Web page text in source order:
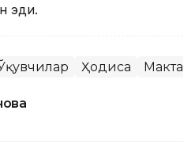
эди.
Ҳодиса